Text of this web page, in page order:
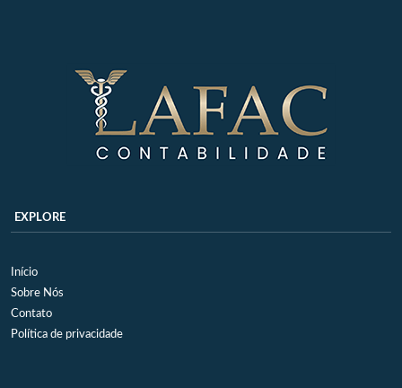
EXPLORE
Início
Sobre Nós
Contato
Política de privacidade